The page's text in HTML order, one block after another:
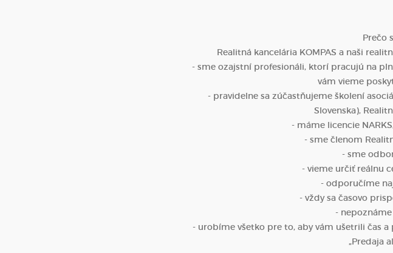
Prečo
Realitná kancelária KOMPAS a naši
- sme ozajstní profesionáli, ktorí pracujú na
vám vieme
- pravidelne sa zúčastňujeme školení
Slovenska),
- máme licencie
- sme členom
- sme
- vieme určiť reálnu
- odporučíme
- vždy sa časovo
- nepoznáme
- urobíme všetko pre to, aby vám ušetrili čas
„Predaja